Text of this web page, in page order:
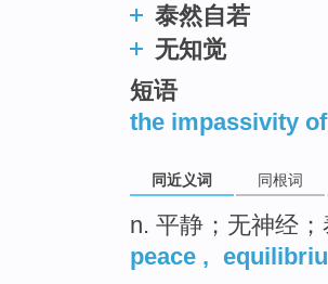
泰然自若
无知觉
短语
the impassivity
同近义词 同根词
n. 平静；无神经
peace ,